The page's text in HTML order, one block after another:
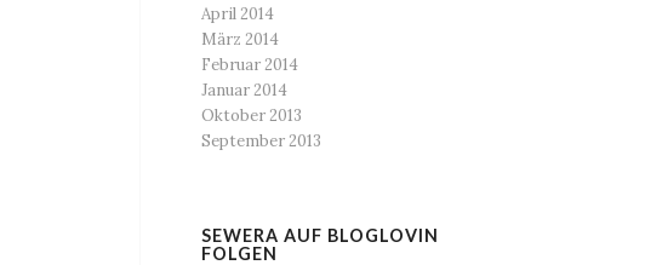
April 2014
März 2014
Februar 2014
Januar 2014
Oktober 2013
September 2013
SEWERA AUF BLOGLOVIN
FOLGEN